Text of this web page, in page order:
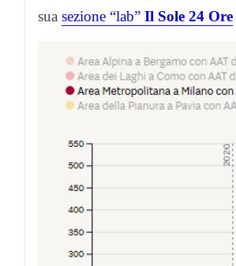
sua sezione “lab” Il Sole 24 Ore